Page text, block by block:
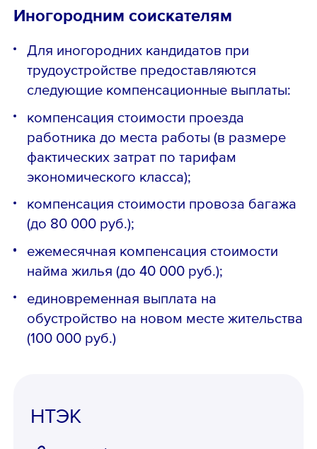
Иногородним соискателям
Для иногородних кандидатов при
трудоустройстве предоставляются
следующие компенсационные выплаты:
компенсация стоимости проезда
работника до места работы (в размере
фактических затрат по тарифам
экономического класса);
компенсация стоимости провоза багажа
(до 80 000 руб.);
ежемесячная компенсация стоимости
найма жилья (до 40 000 руб.);
единовременная выплата на
обустройство на новом месте жительства
(100 000 руб.)
НТЭК